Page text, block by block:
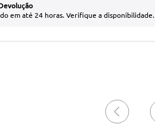
em até 24 horas. Verifique a disponibilidade.